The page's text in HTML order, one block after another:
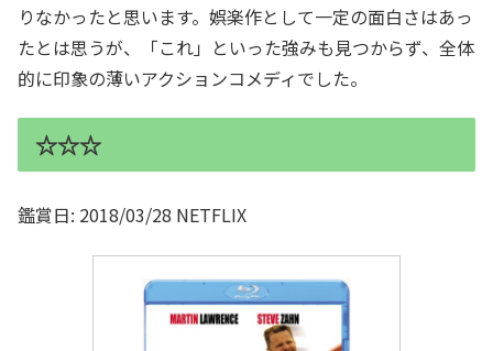
りなかったと思います。娯楽作として一定の面白さはあっ
たとは思うが、「これ」といった強みも見つからず、全体
的に印象の薄いアクションコメディでした。
☆☆☆
鑑賞日: 2018/03/28 NETFLIX